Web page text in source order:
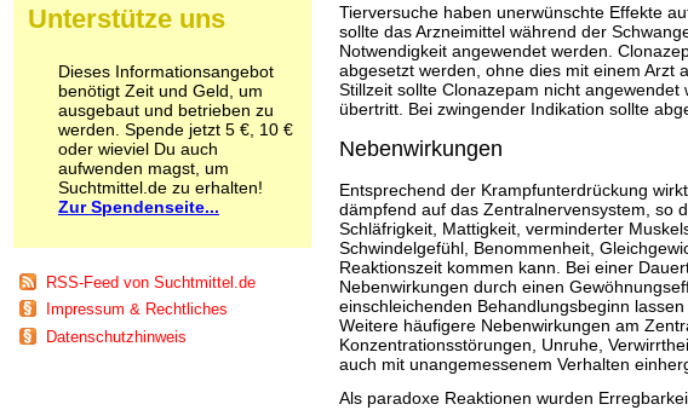
Tierversuche haben unerwünschte Effekte
sollte das Arzneimittel während der
Notwendigkeit angewendet werden.
abgesetzt werden, ohne dies mit einem Arzt
Stillzeit sollte Clonazepam nicht
übertritt. Bei zwingender Indikation sollte
Nebenwirkungen
Entsprechend der Krampfunterdrückung
dämpfend auf das Zentralnervensystem, so
Schläfrigkeit, Mattigkeit, verminderter
Schwindelgefühl, Benommenheit,
Reaktionszeit kommen kann. Bei einer
Nebenwirkungen durch einen
einschleichenden Behandlungsbeginn
Weitere häufigere Nebenwirkungen am
Konzentrationsstörungen, Unruhe,
auch mit unangemessenem Verhalten
Als paradoxe Reaktionen wurden
Poppers
Schlafmittel
Schmerzmittel
Schnüffelstoffe
Spice
Sucht / Süchte
Alkoholsucht
Arbeitssucht
Computersucht
Ess-Brechsucht
Essstörungen
Fernsehsucht
Fresssucht
Unterstütze uns
Dieses Informationsangebot
benötigt Zeit und Geld, um
ausgebaut und betrieben zu
werden. Spende jetzt 5 €, 10 €
oder wieviel Du auch
aufwenden magst, um
Suchtmittel.de zu erhalten!
Zur Spendenseite...
RSS-Feed von Suchtmittel.de
Impressum & Rechtliches
Datenschutzhinweis